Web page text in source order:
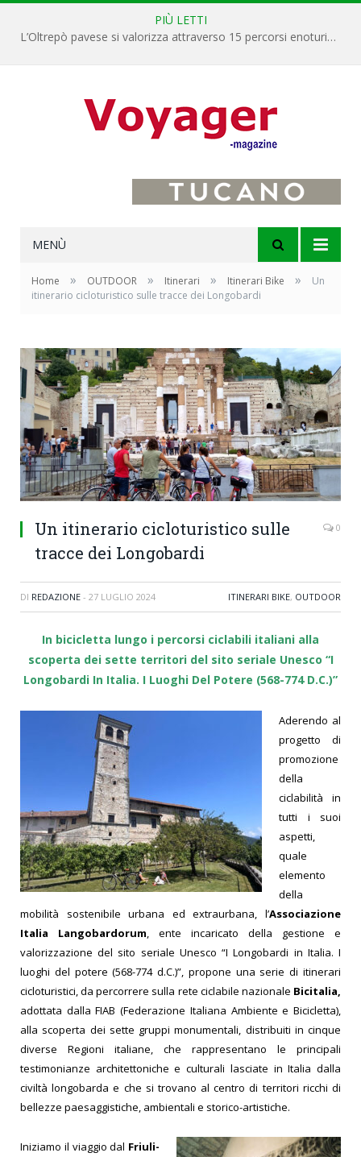
PIÙ LETTI
L’Oltrepò pavese si valorizza attraverso 15 percorsi enoturistici
MENÙ
Home » OUTDOOR » Itinerari » Itinerari Bike »
Un
itinerario cicloturistico sulle tracce dei Longobardi
Un itinerario cicloturistico sulle
tracce dei Longobardi
0
DI REDAZIONE - 27 LUGLIO 2024 ITINERARI BIKE, OUTDOOR
In bicicletta lungo i percorsi ciclabili italiani alla
scoperta dei sette territori del sito seriale Unesco “I
Longobardi In Italia. I Luoghi Del Potere (568-774 D.C.)”
Aderendo al
progetto di
promozione
della
ciclabilità in
tutti i suoi
aspetti,
quale
elemento
della
mobilità sostenibile urbana ed extraurbana, l’Associazione
Italia Langobardorum, ente incaricato della gestione e
valorizzazione del sito seriale Unesco “I Longobardi in Italia. I
luoghi del potere (568-774 d.C.)”, propone una serie di itinerari
cicloturistici, da percorrere sulla rete ciclabile nazionale Bicitalia,
adottata dalla FIAB (Federazione Italiana Ambiente e Bicicletta),
alla scoperta dei sette gruppi monumentali, distribuiti in cinque
diverse Regioni italiane, che rappresentano le principali
testimonianze architettoniche e culturali lasciate in Italia dalla
civiltà longobarda e che si trovano al centro di territori ricchi di
bellezze paesaggistiche, ambientali e storico-artistiche.
Iniziamo il viaggio dal Friuli-